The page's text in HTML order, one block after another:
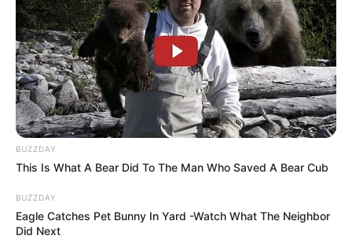
BUZZDAY
This Is What A Bear Did To The Man Who Saved A Bear Cub
BUZZDAY
Eagle Catches Pet Bunny In Yard -Watch What The Neighbor
Did Next